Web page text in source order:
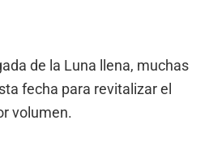
de la Luna llena, muchas
fecha para revitalizar el
volumen.